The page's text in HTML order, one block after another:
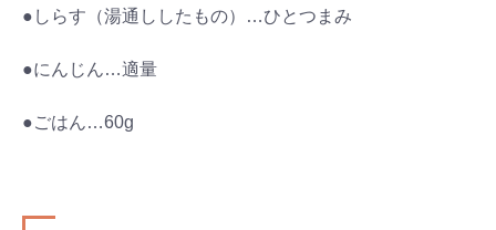
●しらす（湯通ししたもの）…ひとつまみ
●にんじん…適量
●ごはん…60g